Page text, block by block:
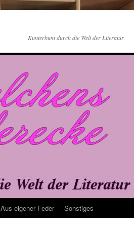
Kunterbunt durch die Welt der Literatur
Aus eigener Feder Sonstiges